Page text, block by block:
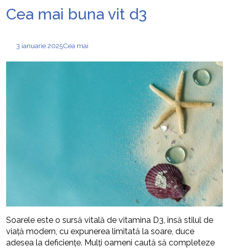
Diverticulita: când este necesară operația?
Cea mai buna vit d3
3 ianuarie 2025Cea mai
Soarele este o sursă vitală de vitamina D3, însă stilul de
viață modern, cu expunerea limitată la soare, duce
adesea la deficiențe. Mulți oameni caută să completeze